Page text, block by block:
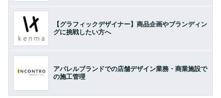
【グラフィックデザイナー】商品企画やブランディン
グに挑戦したい方へ
アパレルブランドでの店舗デザイン業務・商業施設で
の施工管理